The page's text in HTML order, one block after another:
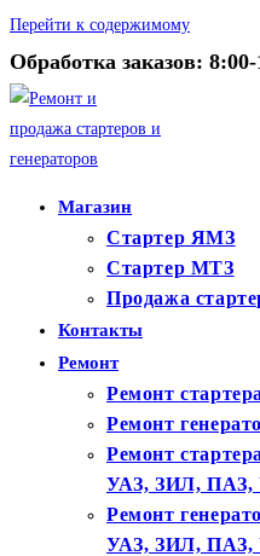
Перейти к содержимому
Обработка заказов:
Магазин
Стартер ЯМЗ
Стартер МТЗ
Продажа
Контакты
Ремонт
Ремонт стартера
Ремонт
Ремонт
УАЗ, ЗИЛ,
Ремонт
УАЗ, ЗИЛ,